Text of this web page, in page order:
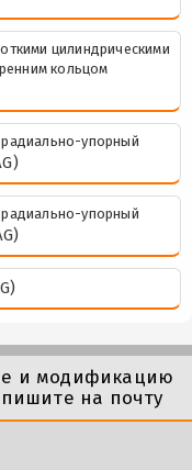
цилиндрическими
кольцом
упорный
упорный
и модификацию
на почту